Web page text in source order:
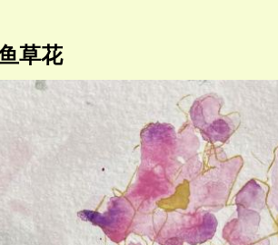
草花